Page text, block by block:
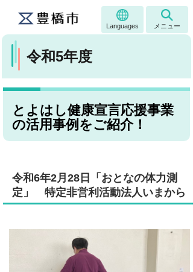
Languages メニュー
令和5年度
とよはし健康宣言応援事業
の活用事例をご紹介！
令和6年2月28日「おとなの体力測
定」 特定非営利活動法人いまから